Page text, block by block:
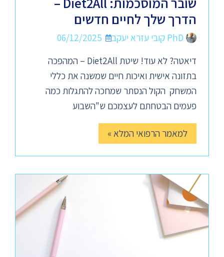
הדרך שלך לחיים חדשים
PhD קובי עזרא יעקב
06/12/2025
דיאטה? לא עוד! שיטת Diet2All – המהפכה
בתזונה אישית ואיכות חיים שמשנה את כללי
המשחק הקול הנסתר שמחכה להתגלות כמה
פעמים הבטחתם לעצמכם ש"השבוע
למאמר הרפואי המלא »